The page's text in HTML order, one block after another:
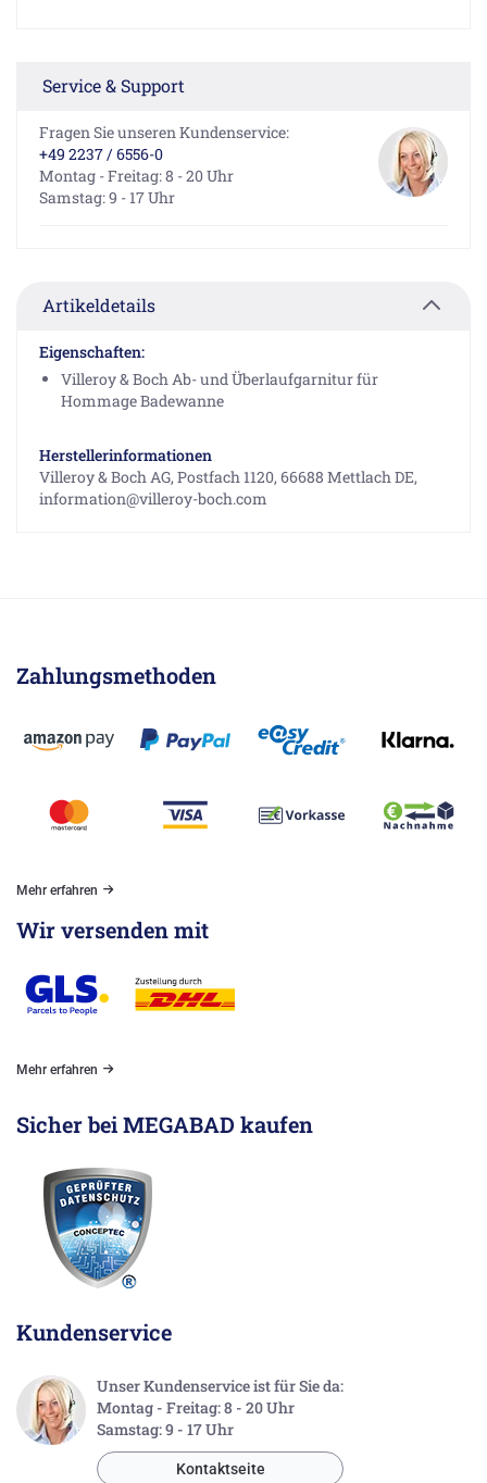
Service & Support
Fragen Sie unseren Kundenservice:
+49 2237 / 6556-0
Montag - Freitag: 8 - 20 Uhr
Samstag: 9 - 17 Uhr
Artikeldetails
Eigenschaften:
Villeroy & Boch Ab- und Überlaufgarnitur für
Hommage Badewanne
Herstellerinformationen
Villeroy & Boch AG, Postfach 1120, 66688 Mettlach DE,
information@villeroy-boch.com
Zahlungsmethoden
Mehr erfahren
Wir versenden mit
Mehr erfahren
Sicher bei MEGABAD kaufen
Kundenservice
Unser Kundenservice ist für Sie da:
Montag - Freitag: 8 - 20 Uhr
Samstag: 9 - 17 Uhr
Kontaktseite